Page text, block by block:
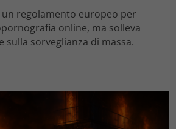
un regolamento europeo per
online, ma solleva
sulla sorveglianza di massa.